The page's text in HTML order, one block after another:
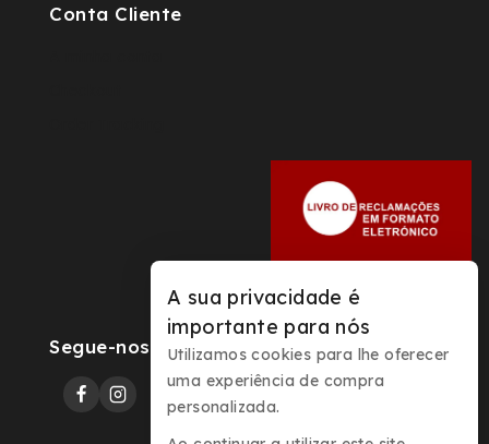
Conta Cliente
Segue-nos
A sua privacidade é
importante para nós
Utilizamos cookies para lhe oferecer
uma experiência de compra
personalizada.